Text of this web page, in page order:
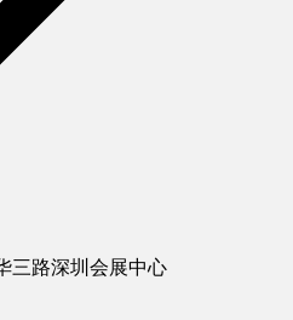
三路深圳会展中心